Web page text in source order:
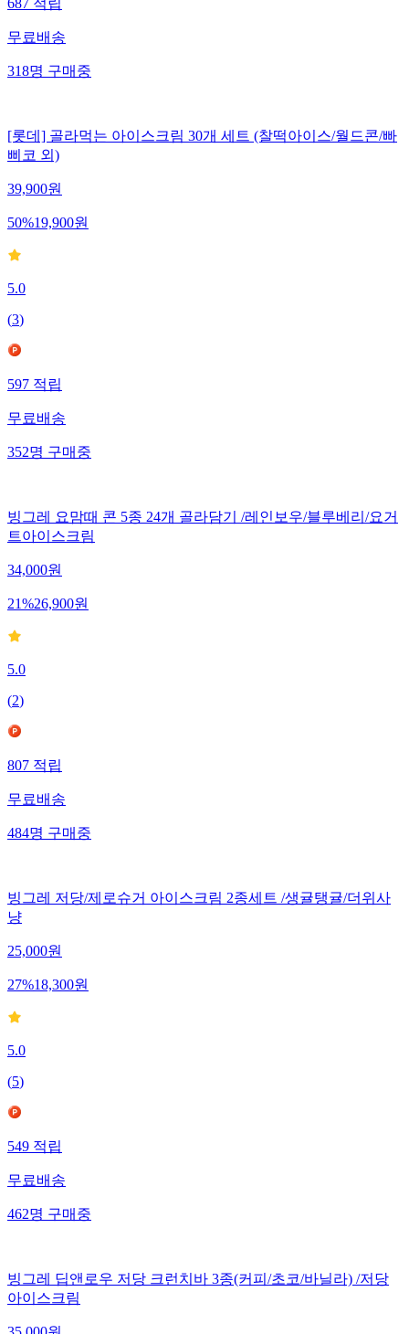
687적립
무료배송
318명구매중
[롯데] 골라먹는 아이스크림 30개 세트 (찰떡아이스/월드콘/빠
삐코 외)
39,900원
50%19,900원
5.0
(3)
597적립
무료배송
352명구매중
빙그레 요맘때 콘 5종 24개 골라담기 /레인보우/블루베리/요거
트아이스크림
34,000원
21%26,900원
5.0
(2)
807적립
무료배송
484명구매중
빙그레 저당/제로슈거 아이스크림 2종세트 /생귤탱귤/더위사
냥
25,000원
27%18,300원
5.0
(5)
549적립
무료배송
462명구매중
빙그레 딥앤로우 저당 크런치바 3종(커피/초코/바닐라) /저당
아이스크림